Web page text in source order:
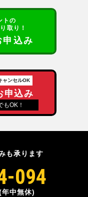
トの
取り！
込み
ャンセルOK
申込み
もOK！
も承ります
094
中無休)